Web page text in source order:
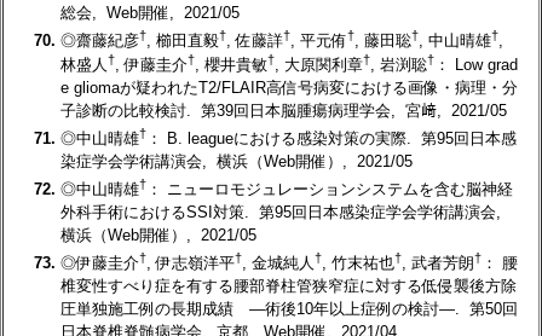
総会, Web開催, 2021/05
70. ◎齋藤紀彦†, 櫛田直毅†, 佐藤詳†, 平元侑†, 藤田聡†, 中山晴雄†,
林盛人 † , 伊藤圭介† , 櫻井貴敏† , 大原関利章† , 岩渕聡† ： Low grad
e gliomaが疑われたT2/FLAIR高信号病変における画像・病理・分
子診断の比較検討. 第39回日本脳腫瘍病理学会, 宮﨑, 2021/05
71. ◎中山晴雄† ： B. leagueにおける感染対策の実際. 第95回日本感
染症学会学術講演会, 横浜（Web開催）, 2021/05
72. ◎中山晴雄† ： ニューロモジュレーションシステムを含む脳神経
外科手術におけるSSI対策. 第95回日本感染症学会学術講演会,
横浜（Web開催）, 2021/05
73. ◎伊藤圭介†, 伊志嶺洋平†, 金城純人†, 竹末祐也†, 武者芳朗† ： 腰
椎変性すべり症を有する腰部脊柱管狭窄症に対する低侵襲後方除
圧単独施工例の長期成績 ―術後10年以上症例の検討―. 第50回
日本脊椎脊髄病学会, 京都、Web開催, 2021/04